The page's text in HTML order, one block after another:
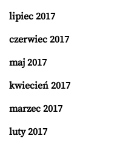
lipiec 2017
czerwiec 2017
maj 2017
kwiecień 2017
marzec 2017
luty 2017